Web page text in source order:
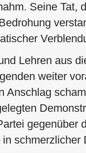
Seine Tat,
Lehren aus
weiter
Anschlag
gegenüber
schmerzlicher